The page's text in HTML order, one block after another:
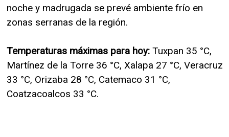
noche y madrugada se prevé ambiente frío en
zonas serranas de la región.
Temperaturas máximas para hoy: Tuxpan 35 °C,
Martínez de la Torre 36 °C, Xalapa 27 °C, Veracruz
33 °C, Orizaba 28 °C, Catemaco 31 °C,
Coatzacoalcos 33 °C.